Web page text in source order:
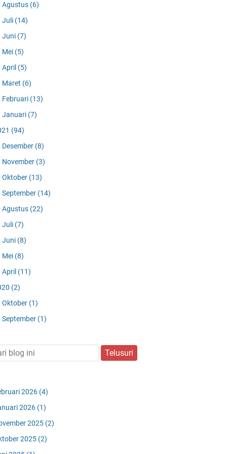
Agustus (6)
Juli (14)
Juni (7)
Mei (5)
April (5)
Maret (6)
Februari (13)
Januari (7)
(94)
Desember (8)
November (3)
Oktober (13)
September (14)
Agustus (22)
Juli (7)
Juni (8)
Mei (8)
April (11)
(2)
Oktober (1)
September (1)
2026 (4)
2026 (1)
2025 (2)
2025 (2)